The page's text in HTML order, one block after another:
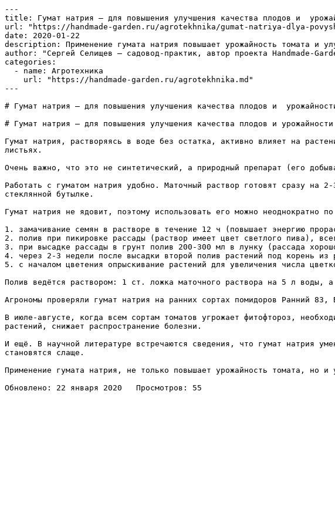
---
title: Гумат натрия — для повышения улучшения качества плодов и
url: "https://handmade-garden.ru/agrotekhnika/gumat-natriya-dlya-
date: 2020-01-22
description: Применение гумата натрия повышает урожайность томата и
author: "Сергей Селищев — садовод-практик, автор проекта Handmade-
categories:
---
# Гумат натрия — для повышения улучшения качества плодов и
# Гумат натрия — для повышения улучшения качества плодов и урожайности
Гумат натрия, растворяясь в воде без остатка, активно влияет на
листьях.
Очень важно, что это не синтетический, а природный препарат (его
Работать с гуматом натрия удобно. Маточный раствор готовят сразу на
стеклянной бутылке.
Гумат натрия не ядовит, поэтому использовать его можно неоднократно
1. замачивание семян в растворе в течение 12 ч (повышает энергию
2. полив при пикировке рассады (раствор имеет цвет светлого пива),
3. при высадке рассады в грунт полив 200-300 мл в лунку (рассада
4. через 2-3 недели после высадки второй полив растений под корень
5. с началом цветения опрыскивание растений для увеличения числа
Полив ведётся раствором: 1 ст. ложка маточного раствора на 5 л воды,
Агрономы проверяли гумат натрия на ранних сортах помидоров Ранний
В июле-августе, когда всем сортам томатов угрожает фитофтороз,
растений, снижает распространение болезни.
И ещё. В научной литературе встречаются сведения, что гумат натрия
становятся слаще.
Применение гумата натрия, не только повышает урожайность томата, но и